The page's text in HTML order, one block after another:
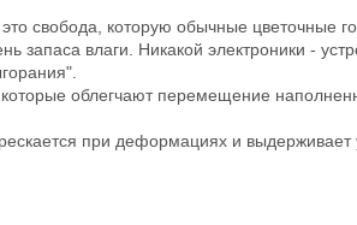
свобода, которую обычные цветочные
запаса влаги. Никакой электроники -
облегчают перемещение
при деформациях и выдерживает